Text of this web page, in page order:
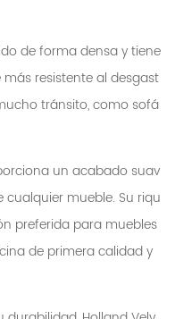
de forma densa y tiene
resistente al desgast
tránsito, como sofá
un acabado suav
mueble. Su riqu
preferida para muebles
de primera calidad y